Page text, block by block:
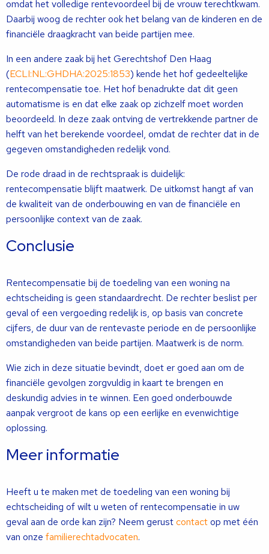
omdat het volledige rentevoordeel bij de vrouw terechtkwam.
Daarbij woog de rechter ook het belang van de kinderen en de
financiële draagkracht van beide partijen mee.
In een andere zaak bij het Gerechtshof Den Haag
(ECLI:NL:GHDHA:2025:1853) kende het hof gedeeltelijke
rentecompensatie toe. Het hof benadrukte dat dit geen
automatisme is en dat elke zaak op zichzelf moet worden
beoordeeld. In deze zaak ontving de vertrekkende partner de
helft van het berekende voordeel, omdat de rechter dat in de
gegeven omstandigheden redelijk vond.
De rode draad in de rechtspraak is duidelijk:
rentecompensatie blijft maatwerk. De uitkomst hangt af van
de kwaliteit van de onderbouwing en van de financiële en
persoonlijke context van de zaak.
Conclusie
Rentecompensatie bij de toedeling van een woning na
echtscheiding is geen standaardrecht. De rechter beslist per
geval of een vergoeding redelijk is, op basis van concrete
cijfers, de duur van de rentevaste periode en de persoonlijke
omstandigheden van beide partijen. Maatwerk is de norm.
Wie zich in deze situatie bevindt, doet er goed aan om de
financiële gevolgen zorgvuldig in kaart te brengen en
deskundig advies in te winnen. Een goed onderbouwde
aanpak vergroot de kans op een eerlijke en evenwichtige
oplossing.
Meer informatie
Heeft u te maken met de toedeling van een woning bij
echtscheiding of wilt u weten of rentecompensatie in uw
geval aan de orde kan zijn? Neem gerustcontactop met één
van onze familierechtadvocaten.